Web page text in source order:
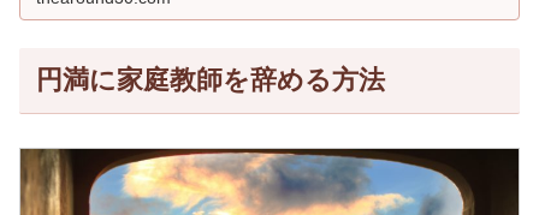
円満に家庭教師を辞める方法